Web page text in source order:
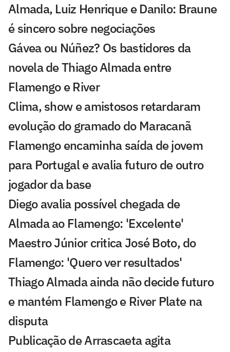
Almada, Luiz Henrique e Danilo: Braune
é sincero sobre negociações
Gávea ou Núñez? Os bastidores da
novela de Thiago Almada entre
Flamengo e River
Clima, show e amistosos retardaram
evolução do gramado do Maracanã
Flamengo encaminha saída de jovem
para Portugal e avalia futuro de outro
jogador da base
Diego avalia possível chegada de
Almada ao Flamengo: 'Excelente'
Maestro Júnior critica José Boto, do
Flamengo: 'Quero ver resultados'
Thiago Almada ainda não decide futuro
e mantém Flamengo e River Plate na
disputa
Publicação de Arrascaeta agita